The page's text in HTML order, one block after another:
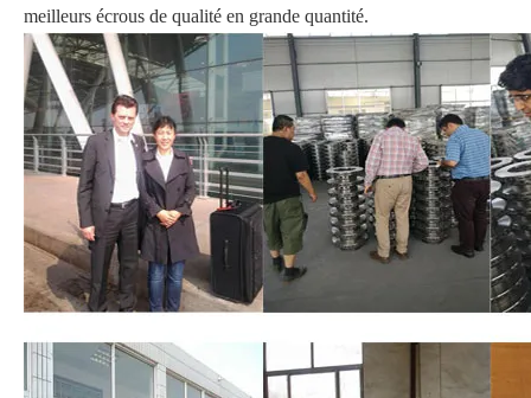
meilleurs écrous de qualité en grande quantité.